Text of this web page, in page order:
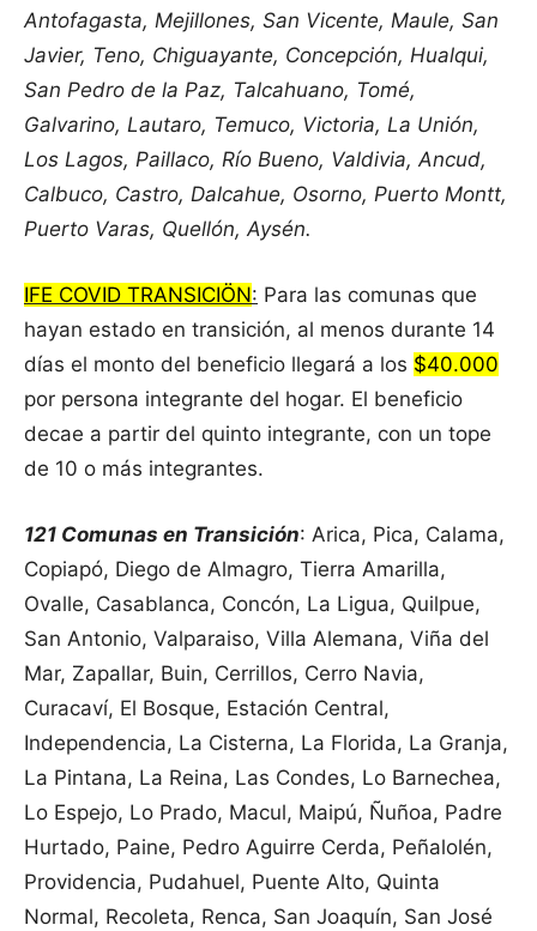
Antofagasta, Mejillones, San Vicente, Maule, San
Javier, Teno, Chiguayante, Concepción, Hualqui,
San Pedro de la Paz, Talcahuano, Tomé,
Galvarino, Lautaro, Temuco, Victoria, La Unión,
Los Lagos, Paillaco, Río Bueno, Valdivia, Ancud,
Calbuco, Castro, Dalcahue, Osorno, Puerto Montt,
Puerto Varas, Quellón, Aysén.
IFE COVID TRANSICIÖN: Para las comunas que
hayan estado en transición, al menos durante 14
días el monto del beneficio llegará a los $40.000
por persona integrante del hogar. El beneficio
decae a partir del quinto integrante, con un tope
de 10 o más integrantes.
121 Comunas en Transición: Arica, Pica, Calama,
Copiapó, Diego de Almagro, Tierra Amarilla,
Ovalle, Casablanca, Concón, La Ligua, Quilpue,
San Antonio, Valparaiso, Villa Alemana, Viña del
Mar, Zapallar, Buin, Cerrillos, Cerro Navia,
Curacaví, El Bosque, Estación Central,
Independencia, La Cisterna, La Florida, La Granja,
La Pintana, La Reina, Las Condes, Lo Barnechea,
Lo Espejo, Lo Prado, Macul, Maipú, Ñuñoa, Padre
Hurtado, Paine, Pedro Aguirre Cerda, Peñalolén,
Providencia, Pudahuel, Puente Alto, Quinta
Normal, Recoleta, Renca, San Joaquín, San José